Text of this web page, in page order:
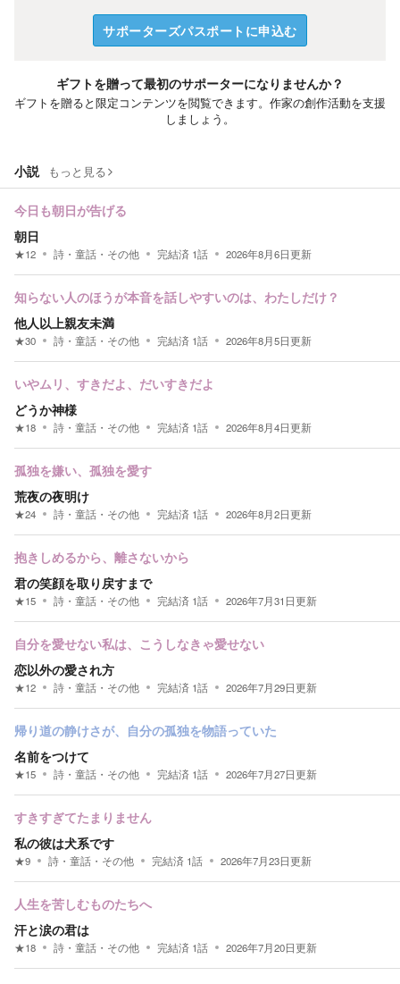
サポーターズパスポートに申込む
ギフトを贈って最初のサポーターになりませんか？
ギフトを贈ると限定コンテンツを閲覧できます。作家の創作活動を支援
しましょう。
小説 もっと見る
今日も朝日が告げる
朝日
★12 詩・童話・その他 完結済 1話 2026年8月6日更新
知らない人のほうが本音を話しやすいのは、わたしだけ？
他人以上親友未満
★30 詩・童話・その他 完結済 1話 2026年8月5日更新
いやムリ、すきだよ、だいすきだよ
どうか神様
★18 詩・童話・その他 完結済 1話 2026年8月4日更新
孤独を嫌い、孤独を愛す
荒夜の夜明け
★24 詩・童話・その他 完結済 1話 2026年8月2日更新
抱きしめるから、離さないから
君の笑顔を取り戻すまで
★15 詩・童話・その他 完結済 1話 2026年7月31日更新
自分を愛せない私は、こうしなきゃ愛せない
恋以外の愛され方
★12 詩・童話・その他 完結済 1話 2026年7月29日更新
帰り道の静けさが、自分の孤独を物語っていた
名前をつけて
★15 詩・童話・その他 完結済 1話 2026年7月27日更新
すきすぎてたまりません
私の彼は犬系です
★9 詩・童話・その他 完結済 1話 2026年7月23日更新
人生を苦しむものたちへ
汗と涙の君は
★18 詩・童話・その他 完結済 1話 2026年7月20日更新